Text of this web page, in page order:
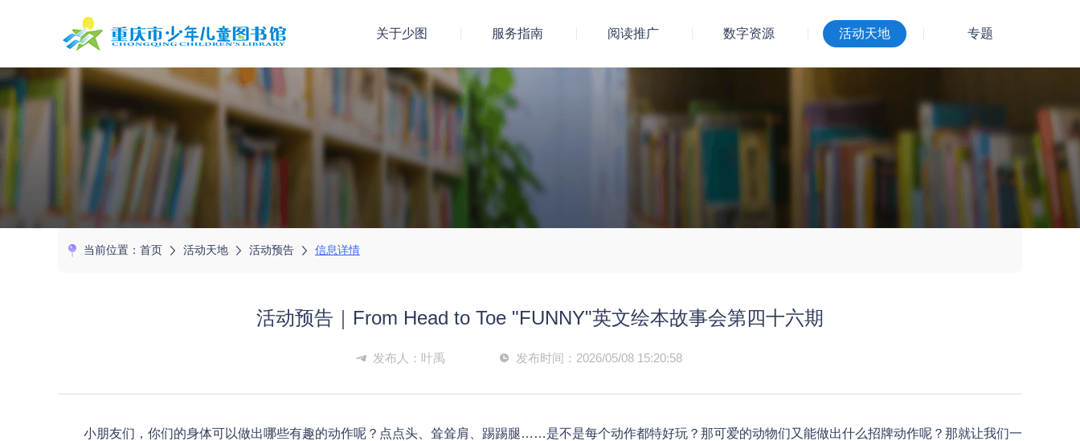
关于少图 服务指南 阅读推广 数字资源 活动天地 专题
当前位置： 首页 活动天地 活动预告 信息详情
活动预告｜From Head to Toe "FUNNY"英文绘本故事会第四十六期
发布人： 叶禹 发布时间： 2026/05/08 15:20:58
小朋友们，你们的身体可以做出哪些有趣的动作呢？点点头、耸耸肩、踢踢腿……是不是每个动作都特好玩？那可爱的动物们又能做出什么招牌动作呢？那就让我们一